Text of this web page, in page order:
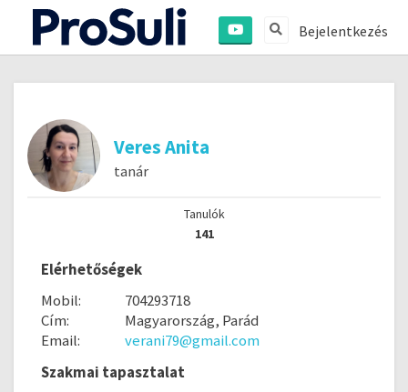
Bejelentkezés
Veres Anita
tanár
Tanulók
141
Elérhetőségek
Mobil:
704293718
Cím:
Magyarország, Parád
Email:
verani79@gmail.com
Szakmai tapasztalat